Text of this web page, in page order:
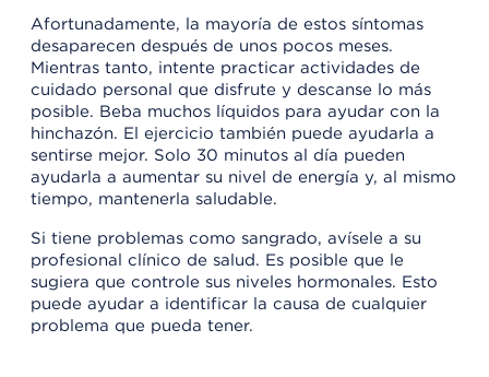
Afortunadamente, la mayoría de estos síntomas
desaparecen después de unos pocos meses.
Mientras tanto, intente practicar actividades de
cuidado personal que disfrute y descanse lo más
posible. Beba muchos líquidos para ayudar con la
hinchazón. El ejercicio también puede ayudarla a
sentirse mejor. Solo 30 minutos al día pueden
ayudarla a aumentar su nivel de energía y, al mismo
tiempo, mantenerla saludable.
Si tiene problemas como sangrado, avísele a su
profesional clínico de salud. Es posible que le
sugiera que controle sus niveles hormonales. Esto
puede ayudar a identificar la causa de cualquier
problema que pueda tener.